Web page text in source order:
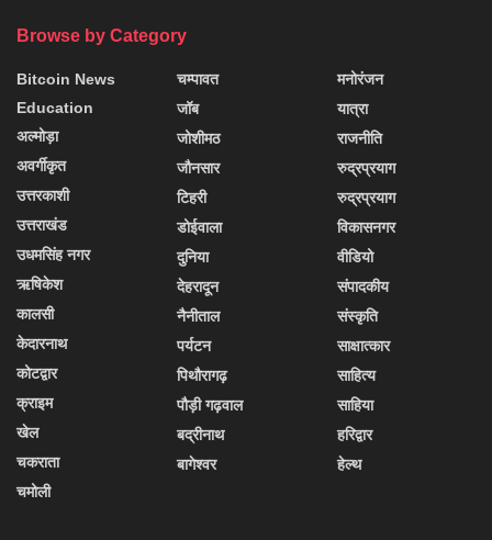
Browse by Category
Bitcoin News
Education
अल्मोड़ा
अवर्गीकृत
उत्तरकाशी
उत्तराखंड
उधमसिंह नगर
ऋषिकेश
कालसी
केदारनाथ
कोटद्वार
क्राइम
खेल
चकराता
चमोली
चम्पावत
जॉब
जोशीमठ
जौनसार
टिहरी
डोईवाला
दुनिया
देहरादून
नैनीताल
पर्यटन
पिथौरागढ़
पौड़ी गढ़वाल
बद्रीनाथ
बागेश्वर
मनोरंजन
यात्रा
राजनीति
रुद्रप्रयाग
रुद्रप्रयाग
विकासनगर
वीडियो
संपादकीय
संस्कृति
साक्षात्कार
साहित्य
साहिया
हरिद्वार
हेल्थ